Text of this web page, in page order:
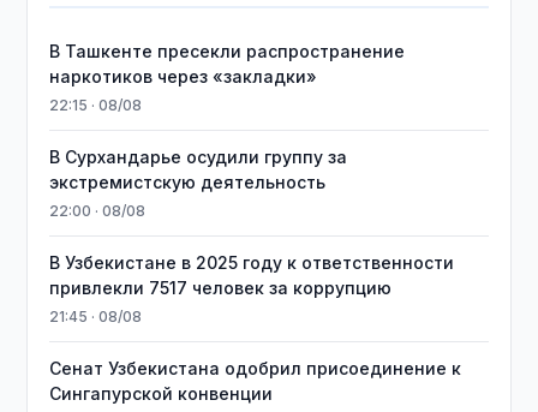
В Ташкенте пресекли распространение
наркотиков через «закладки»
22:15 · 08/08
В Сурхандарье осудили группу за
экстремистскую деятельность
22:00 · 08/08
В Узбекистане в 2025 году к ответственности
привлекли 7517 человек за коррупцию
21:45 · 08/08
Сенат Узбекистана одобрил присоединение к
Сингапурской конвенции